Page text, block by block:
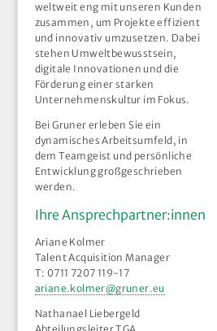
weltweit eng mit unseren Kunden
zusammen, um Projekte effizient
und innovativ umzusetzen. Dabei
stehen Umweltbewusstsein,
digitale Innovationen und die
Förderung einer starken
Unternehmenskultur im Fokus.
Bei Gruner erleben Sie ein
dynamisches Arbeitsumfeld, in
dem Teamgeist und persönliche
Entwicklung großgeschrieben
werden.
Ihre Ansprechpartner:innen
Ariane Kolmer
Talent Acquisition Manager
T: 0711 7207 119-17
ariane.kolmer@gruner.eu
Nathanael Liebergeld